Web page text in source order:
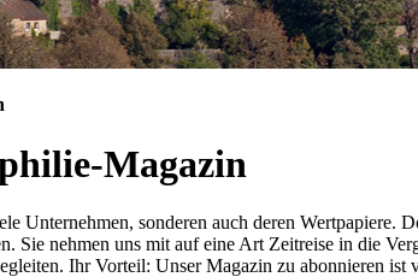
Magazin
Unternehmen, sonderen auch deren Wertpapiere.
Sie nehmen uns mit auf eine Art Zeitreise in die
Ihr Vorteil: Unser Magazin zu abonnieren